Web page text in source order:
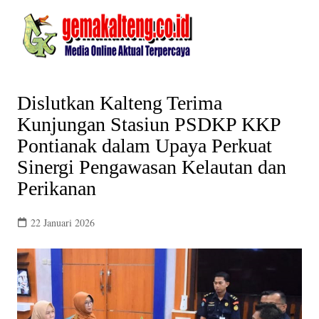
content
Dislutkan Kalteng Terima
Kunjungan Stasiun PSDKP KKP
Pontianak dalam Upaya Perkuat
Sinergi Pengawasan Kelautan dan
Perikanan
22 Januari 2026